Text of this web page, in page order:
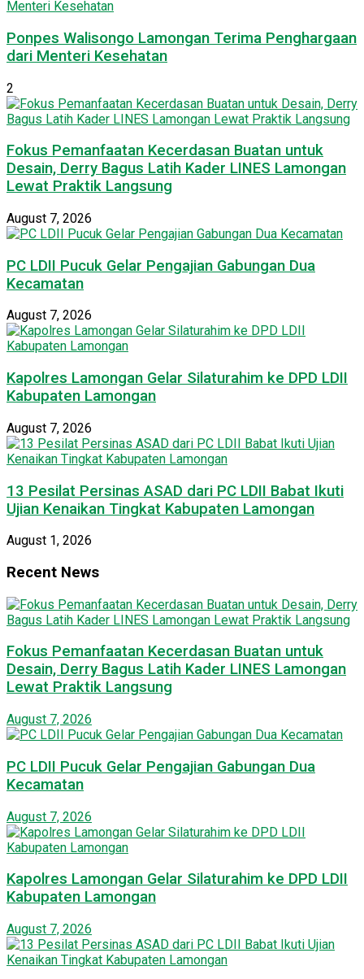
Ponpes Walisongo Lamongan Terima Penghargaan
dari Menteri Kesehatan
2
Fokus Pemanfaatan Kecerdasan Buatan untuk
Desain, Derry Bagus Latih Kader LINES Lamongan
Lewat Praktik Langsung
August 7, 2026
PC LDII Pucuk Gelar Pengajian Gabungan Dua
Kecamatan
August 7, 2026
Kapolres Lamongan Gelar Silaturahim ke DPD LDII
Kabupaten Lamongan
August 7, 2026
13 Pesilat Persinas ASAD dari PC LDII Babat Ikuti
Ujian Kenaikan Tingkat Kabupaten Lamongan
August 1, 2026
Recent News
Fokus Pemanfaatan Kecerdasan Buatan untuk
Desain, Derry Bagus Latih Kader LINES Lamongan
Lewat Praktik Langsung
August 7, 2026
PC LDII Pucuk Gelar Pengajian Gabungan Dua
Kecamatan
August 7, 2026
Kapolres Lamongan Gelar Silaturahim ke DPD LDII
Kabupaten Lamongan
August 7, 2026